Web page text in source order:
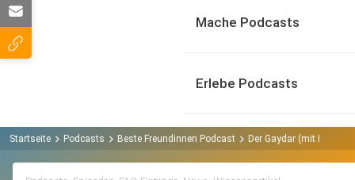
Mache Podcasts
Erlebe Podcasts
Startseite Podcasts Beste Freundinnen Podcast Der Gaydar (mit Papapi)